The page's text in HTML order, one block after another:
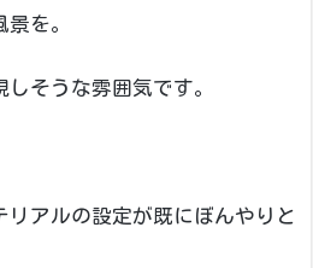
を。
そうな雰囲気です。
リアルの設定が既にぼんやりと